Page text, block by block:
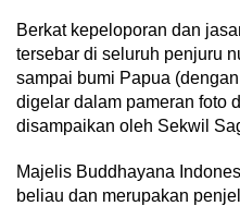
Berkat kepeloporan dan
tersebar di seluruh penjuru
sampai bumi Papua
digelar dalam pameran foto
disampaikan oleh Sekwil
Majelis Buddhayana
beliau dan merupakan